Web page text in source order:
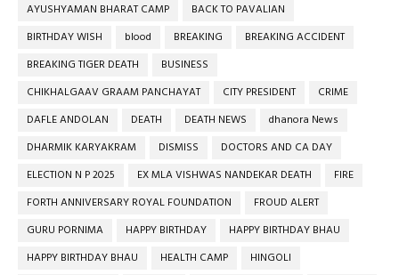
AYUSHYAMAN BHARAT CAMP
BACK TO PAVALIAN
BIRTHDAY WISH
blood BREAKING
BREAKING ACCIDENT
BREAKING TIGER DEATH
BUSINESS
CHIKHALGAAV GRAAM PANCHAYAT
CITY PRESIDENT
CRIME
DAFLE ANDOLAN
DEATH DEATH NEWS
dhanora News
DHARMIK KARYAKRAM
DISMISS
DOCTORS AND CA DAY
ELECTION N P 2025
EX MLA VISHWAS NANDEKAR DEATH
FIRE
FORTH ANNIVERSARY ROYAL FOUNDATION
FROUD ALERT
GURU PORNIMA
HAPPY BIRTHDAY
HAPPY BIRTHDAY BHAU
HAPPY BIRTHDAY BHAU
HEALTH CAMP
HINGOLI